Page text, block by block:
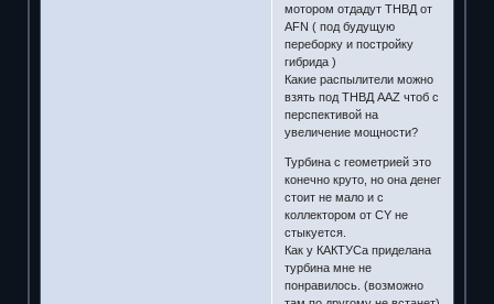
мотором отдадут ТНВД от
AFN ( под будущую
переборку и постройку
гибрида )
Какие распылители можно
взять под ТНВД AAZ чтоб с
перспективой на
увеличение мощности?
Турбина с геометрией это
конечно круто, но она денег
стоит не мало и с
коллектором от CY не
стыкуется.
Как у КАКТУСа приделана
турбина мне не
понравилось. (возможно